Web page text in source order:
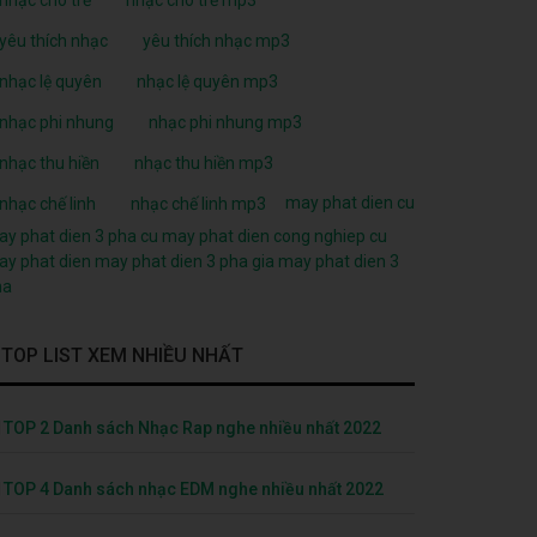
yêu thích nhạc yêu thích nhạc mp3
nhạc lệ quyên nhạc lệ quyên mp3
nhạc phi nhung nhạc phi nhung mp3
nhạc thu hiền nhạc thu hiền mp3
nhạc chế linh nhạc chế linh mp3
may phat dien cu
phat dien 3 pha cu may phat dien cong nghiep cu
phat dien may phat dien 3 pha gia may phat dien 3
TOP LIST XEM NHIỀU NHẤT
TOP 2 Danh sách Nhạc Rap nghe nhiều nhất 2022
TOP 4 Danh sách nhạc EDM nghe nhiều nhất 2022